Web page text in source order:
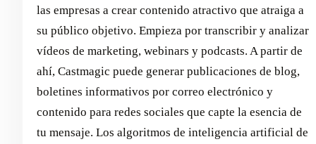
las empresas a crear contenido atractivo que atraiga a
su público objetivo. Empieza por transcribir y analizar
vídeos de marketing, webinars y podcasts. A partir de
ahí, Castmagic puede generar publicaciones de blog,
boletines informativos por correo electrónico y
contenido para redes sociales que capte la esencia de
tu mensaje. Los algoritmos de inteligencia artificial de